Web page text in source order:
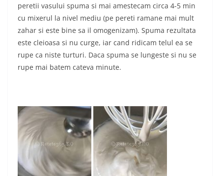
peretii vasului spuma si mai amestecam circa 4-5 min
cu mixerul la nivel mediu (pe pereti ramane mai mult
zahar si este bine sa il omogenizam). Spuma rezultata
este cleioasa si nu curge, iar cand ridicam telul ea se
rupe ca niste turturi. Daca spuma se lungeste si nu se
rupe mai batem cateva minute.